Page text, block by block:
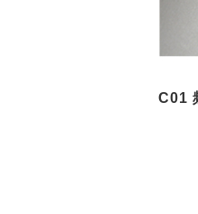
C01